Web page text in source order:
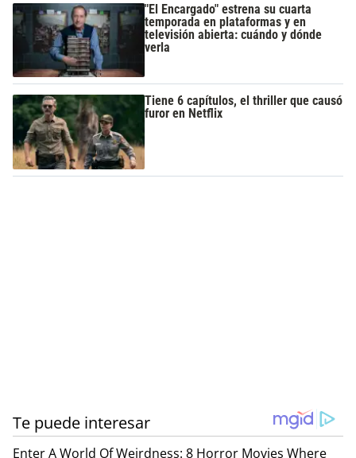
"El Encargado" estrena su cuarta
temporada en plataformas y en
televisión abierta: cuándo y dónde
verla
Tiene 6 capítulos, el thriller que causó
furor en Netflix